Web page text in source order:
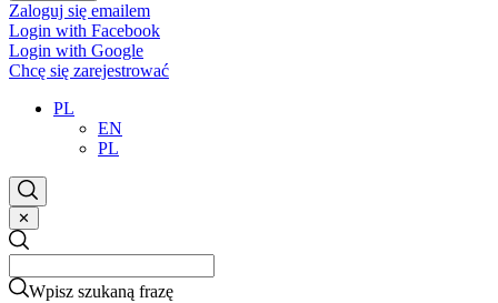
Zaloguj się emailem
Login with Facebook
Login with Google
Chcę się zarejestrować
PL
EN
PL
✕
Search
Wpisz szukaną frazę